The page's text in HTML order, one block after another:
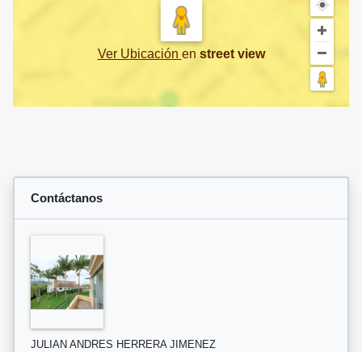
Ver Ubicación en street view
Contáctanos
JULIAN ANDRES HERRERA JIMENEZ